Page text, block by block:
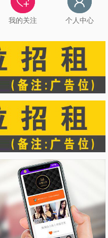
我的关注 个人中心